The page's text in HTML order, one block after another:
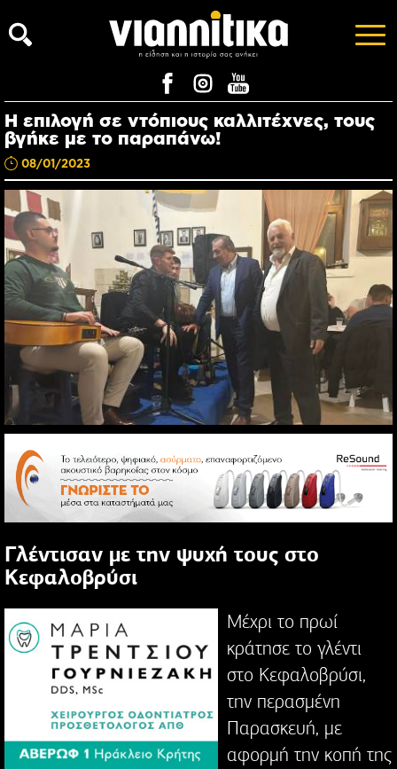
Η επιλογή σε ντόπιους καλλιτέχνες, τους
βγήκε με το παραπάνω!
08/01/2023
Γλέντισαν με την ψυχή τους στο
Κεφαλοβρύσι
Μέχρι το πρωί
κράτησε το γλέντι
στο Κεφαλοβρύσι,
την περασμένη
Παρασκευή, με
αφορμή την κοπή της